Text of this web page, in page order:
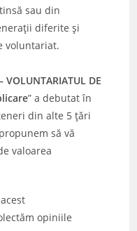
sau din
diferite și
voluntariat.
DE
” a debutat în
din alte 5 țări
să vă
valoarea
opiniile